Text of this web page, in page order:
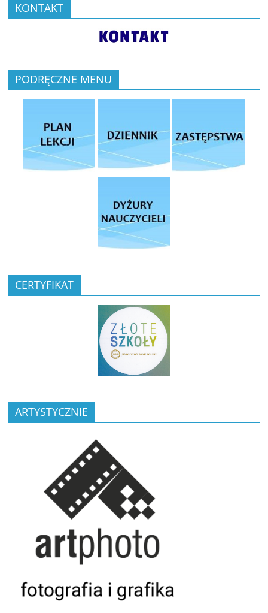
KONTAKT
PODRĘCZNE MENU
CERTYFIKAT
ARTYSTYCZNIE